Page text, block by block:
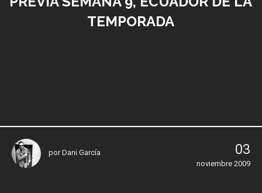
TEMPORADA
porDani García 03
noviembre 2009